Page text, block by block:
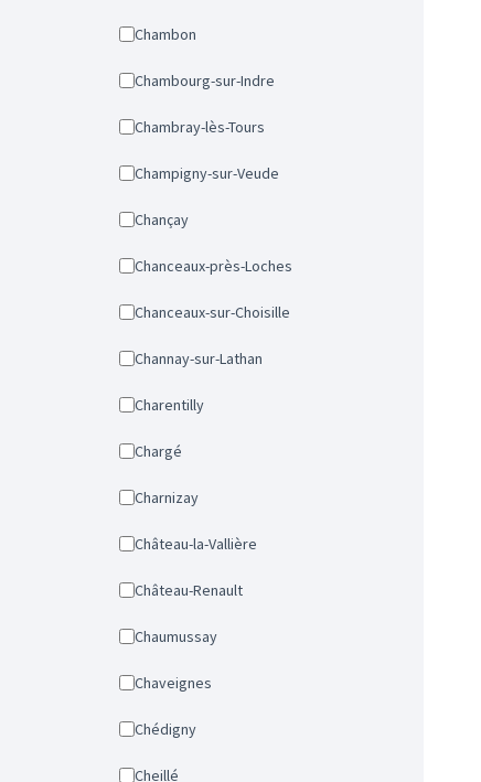
Chambon
Chambourg-sur-Indre
Chambray-lès-Tours
Champigny-sur-Veude
Chançay
Chanceaux-près-Loches
Chanceaux-sur-Choisille
Channay-sur-Lathan
Charentilly
Chargé
Charnizay
Château-la-Vallière
Château-Renault
Chaumussay
Chaveignes
Chédigny
Cheillé